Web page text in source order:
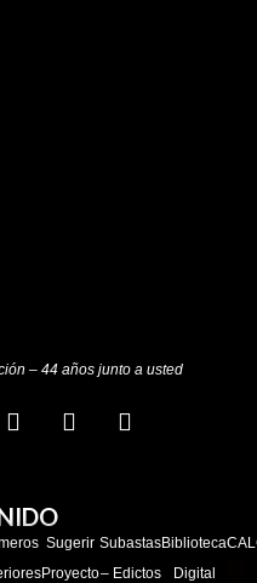
– 44 años junto a usted
Sugerir
Proyecto
Subastas
– Edictos
Biblioteca
Digital